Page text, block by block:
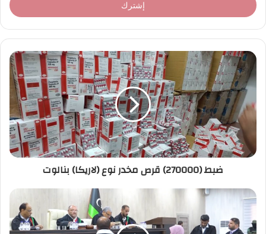
ل
ر
د
ك
ا
إ
ل
ر
ي
ضبط (270000) قرص مخدر نوع (لاريكا) بنالوت